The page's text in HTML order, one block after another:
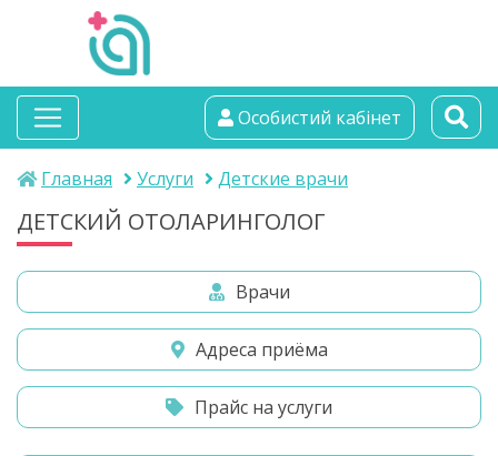
альтамедика
медичний центр
Особистий кабінет
Главная Услуги Детские врачи
ДЕТСКИЙ ОТОЛАРИНГОЛОГ
Врачи
Адреса приёма
Прайс на услуги